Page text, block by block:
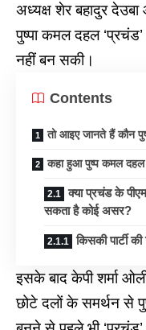
अध्यक्ष शेर बहादुर
पुष्पा कमल दहल
नहीं बन सकी।
Contents
तो आइए जानते हैं कौन
कहा हुआ पुष्प कमल दहल
क्या प्रचंड के
सकता है कोई असर?
किसकी पार्टी
इसके बाद केपी शर्मा
छोटे दलों के समर्थन से